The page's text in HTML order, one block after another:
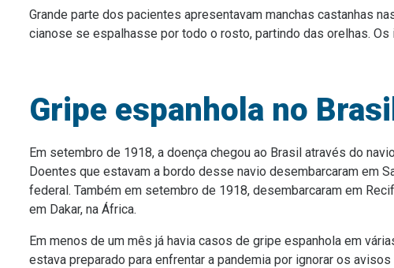
Grande parte dos pacientes apresentavam manchas castanhas
cianose se espalhasse por todo o rosto, partindo das orelhas.
Gripe espanhola no Brasil
Em setembro de 1918, a doença chegou ao Brasil através do
Doentes que estavam a bordo desse navio desembarcaram em
federal. Também em setembro de 1918, desembarcaram em
em Dakar, na África.
Em menos de um mês já havia casos de gripe espanhola em
estava preparado para enfrentar a pandemia por ignorar os